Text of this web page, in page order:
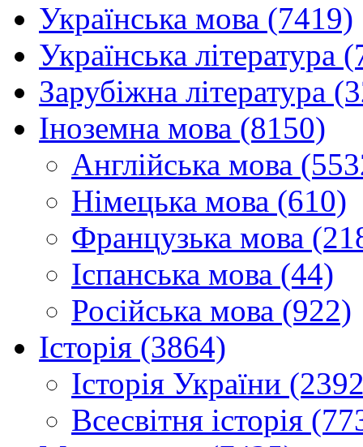
Українська мова (7419)
Українська література
Зарубіжна література
Іноземна мова (8150)
Англійська мова
Німецька мова (610)
Французька мова
Іспанська мова (44)
Російська мова (922)
Історія (3864)
Історія України
Всесвітня історія